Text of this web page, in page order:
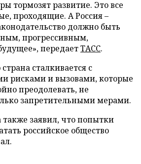
тормозят развитие. Это все
проходящие. А Россия –
должно быть
прогрессивным,
передаетТАСС.
сталкивается с
рисками и вызовами, которые
преодолевать, не
запретительными мерами.
также заявил, что попытки
российское общество